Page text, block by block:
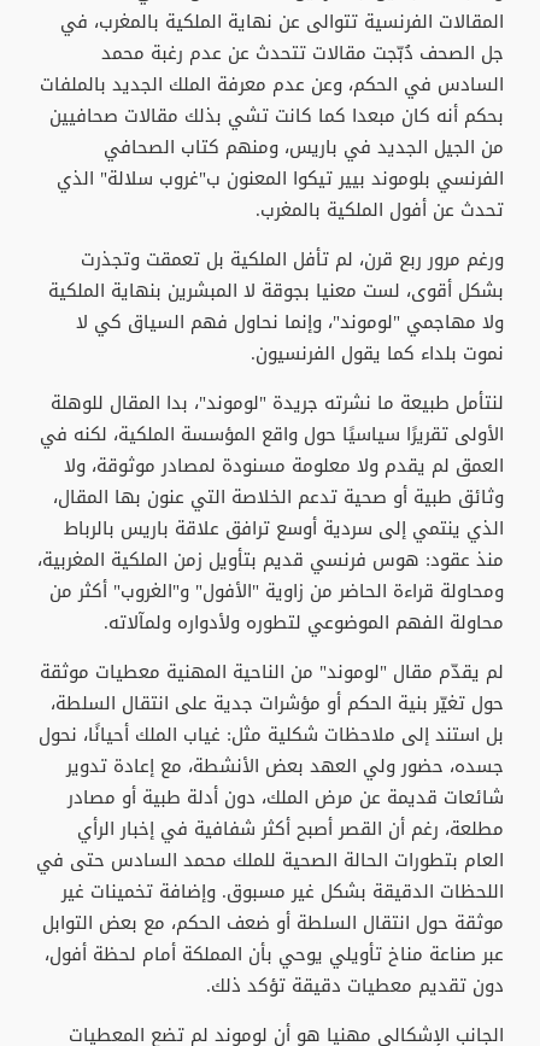
المقالات الفرنسية تتوالى عن نهاية الملكية بالمغرب، في
جل الصحف دُبّجت مقالات تتحدث عن عدم رغبة محمد
السادس في الحكم، وعن عدم معرفة الملك الجديد بالملفات
بحكم أنه كان مبعدا كما كانت تشي بذلك مقالات صحافيين
من الجيل الجديد في باريس، ومنهم كتاب الصحافي
الفرنسي بلوموند بيير تيكوا المعنون ب"غروب سلالة" الذي
تحدث عن أفول الملكية بالمغرب.
ورغم مرور ربع قرن، لم تأفل الملكية بل تعمقت وتجذرت
بشكل أقوى، لست معنيا بجوقة لا المبشرين بنهاية الملكية
ولا مهاجمي "لوموند"، وإنما نحاول فهم السياق كي لا
نموت بلداء كما يقول الفرنسيون.
لنتأمل طبيعة ما نشرته جريدة "لوموند"، بدا المقال للوهلة
الأولى تقريرًا سياسيًا حول واقع المؤسسة الملكية، لكنه في
العمق لم يقدم ولا معلومة مسنودة لمصادر موثوقة، ولا
وثائق طبية أو صحية تدعم الخلاصة التي عنون بها المقال،
الذي ينتمي إلى سردية أوسع ترافق علاقة باريس بالرباط
منذ عقود: هوس فرنسي قديم بتأويل زمن الملكية المغربية،
ومحاولة قراءة الحاضر من زاوية "الأفول" و"الغروب" أكثر من
محاولة الفهم الموضوعي لتطوره ولأدواره ولمآلاته.
لم يقدّم مقال "لوموند" من الناحية المهنية معطيات موثقة
حول تغيّر بنية الحكم أو مؤشرات جدية على انتقال السلطة،
بل استند إلى ملاحظات شكلية مثل: غياب الملك أحيانًا، نحول
جسده، حضور ولي العهد بعض الأنشطة، مع إعادة تدوير
شائعات قديمة عن مرض الملك، دون أدلة طبية أو مصادر
مطلعة، رغم أن القصر أصبح أكثر شفافية في إخبار الرأي
العام بتطورات الحالة الصحية للملك محمد السادس حتى في
اللحظات الدقيقة بشكل غير مسبوق. وإضافة تخمينات غير
موثقة حول انتقال السلطة أو ضعف الحكم، مع بعض التوابل
عبر صناعة مناخ تأويلي يوحي بأن المملكة أمام لحظة أفول،
دون تقديم معطيات دقيقة تؤكد ذلك.
الجانب الإشكالي مهنيا هو أن لوموند لم تضع المعطيات